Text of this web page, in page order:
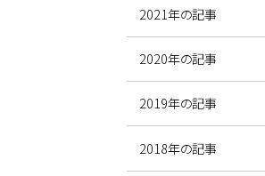
2021年の記事
2020年の記事
2019年の記事
2018年の記事